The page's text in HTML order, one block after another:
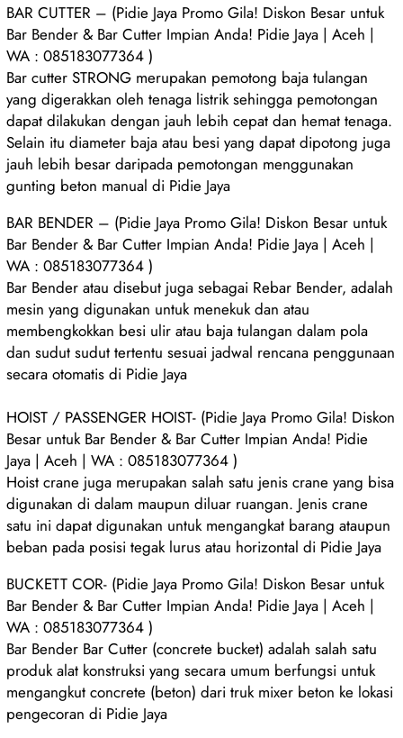
BAR CUTTER – (Pidie Jaya Promo Gila! Diskon Besar untuk
Bar Bender & Bar Cutter Impian Anda! Pidie Jaya | Aceh |
WA : 085183077364 )
Bar cutter STRONG merupakan pemotong baja tulangan
yang digerakkan oleh tenaga listrik sehingga pemotongan
dapat dilakukan dengan jauh lebih cepat dan hemat tenaga.
Selain itu diameter baja atau besi yang dapat dipotong juga
jauh lebih besar daripada pemotongan menggunakan
gunting beton manual di Pidie Jaya
BAR BENDER – (Pidie Jaya Promo Gila! Diskon Besar untuk
Bar Bender & Bar Cutter Impian Anda! Pidie Jaya | Aceh |
WA : 085183077364 )
Bar Bender atau disebut juga sebagai Rebar Bender, adalah
mesin yang digunakan untuk menekuk dan atau
membengkokkan besi ulir atau baja tulangan dalam pola
dan sudut sudut tertentu sesuai jadwal rencana penggunaan
secara otomatis di Pidie Jaya
HOIST / PASSENGER HOIST- (Pidie Jaya Promo Gila! Diskon
Besar untuk Bar Bender & Bar Cutter Impian Anda! Pidie
Jaya | Aceh | WA : 085183077364 )
Hoist crane juga merupakan salah satu jenis crane yang bisa
digunakan di dalam maupun diluar ruangan. Jenis crane
satu ini dapat digunakan untuk mengangkat barang ataupun
beban pada posisi tegak lurus atau horizontal di Pidie Jaya
BUCKETT COR- (Pidie Jaya Promo Gila! Diskon Besar untuk
Bar Bender & Bar Cutter Impian Anda! Pidie Jaya | Aceh |
WA : 085183077364 )
Bar Bender Bar Cutter (concrete bucket) adalah salah satu
produk alat konstruksi yang secara umum berfungsi untuk
mengangkut concrete (beton) dari truk mixer beton ke lokasi
pengecoran di Pidie Jaya